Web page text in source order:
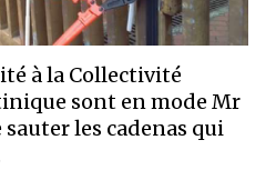
à la Collectivité
sont en mode Mr
les cadenas qui